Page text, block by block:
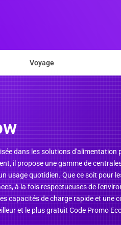
Voyage
dans les solutions
il propose une gamme de
usage quotidien. Que ce soit
à la fois respectueuses de
capacités de charge rapide et
et le plus gratuit Code Promo